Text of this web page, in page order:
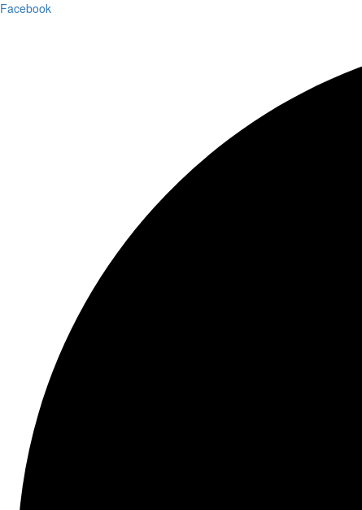
Facebook